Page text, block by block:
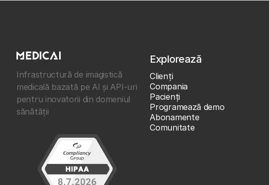
Infrastructură de imagistică
medicală bazată pe AI și API-uri
pentru inovatorii din domeniul
sănătății
Explorează
Clienţi
Compania
Pacienți
Programează demo
Abonamente
Comunitate